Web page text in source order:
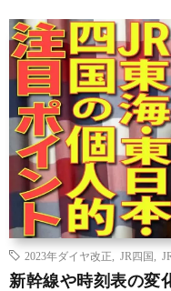
2023年ダイヤ改正 JR四国
新幹線や時刻表の変